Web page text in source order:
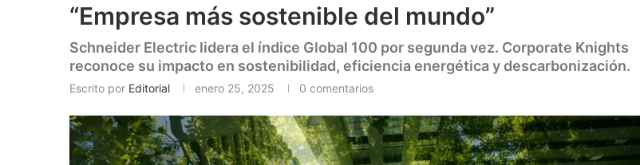
“Empresa más sostenible del mundo”
Schneider Electric lidera el índice Global 100 por segunda vez. Corporate Knights
reconoce su impacto en sostenibilidad, eficiencia energética y descarbonización.
Escrito por Editorial enero 25, 2025 0 comentarios